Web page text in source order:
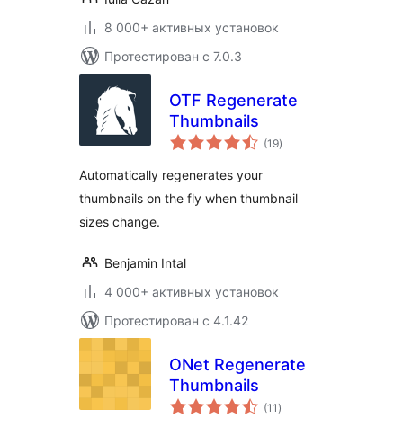
8 000+ активных установок
Протестирован с 7.0.3
OTF Regenerate
Thumbnails
(19общий
рейтинг
)
Automatically regenerates your
thumbnails on the fly when thumbnail
sizes change.
Benjamin Intal
4 000+ активных установок
Протестирован с 4.1.42
ONet Regenerate
Thumbnails
(11 общий
рейтинг
)